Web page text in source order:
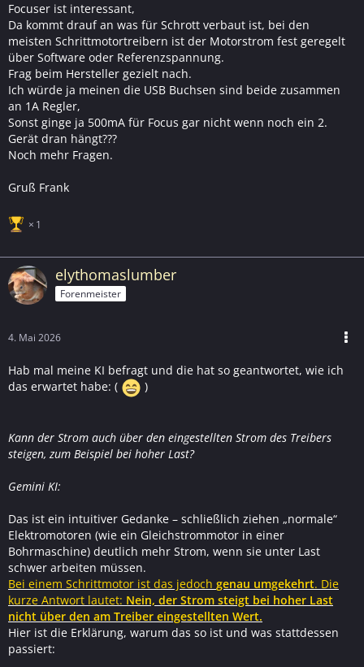
Focuser ist interessant,
Da kommt drauf an was für Schrott verbaut ist, bei den
meisten Schrittmotortreibern ist der Motorstrom fest geregelt
über Software oder Referenzspannung.
Frag beim Hersteller gezielt nach.
Ich würde ja meinen die USB Buchsen sind beide zusammen
an 1A Regler,
Sonst ginge ja 500mA für Focus gar nicht wenn noch ein 2.
Gerät dran hängt???
Noch mehr Fragen.
Gruß Frank
1
elythomaslumber
Forenmeister
4. Mai 2026
Hab mal meine KI befragt und die hat so geantwortet, wie ich
das erwartet habe: (
)
Kann der Strom auch über den eingestellten Strom des Treibers
steigen, zum Beispiel bei hoher Last?
Gemini KI:
Das ist ein intuitiver Gedanke – schließlich ziehen „normale“
Elektromotoren (wie ein Gleichstrommotor in einer
Bohrmaschine) deutlich mehr Strom, wenn sie unter Last
schwer arbeiten müssen.
Bei einem Schrittmotor ist das jedoch genau umgekehrt. Die
kurze Antwort lautet: Nein, der Strom steigt bei hoher Last
nicht über den am Treiber eingestellten Wert.
Hier ist die Erklärung, warum das so ist und was stattdessen
passiert: